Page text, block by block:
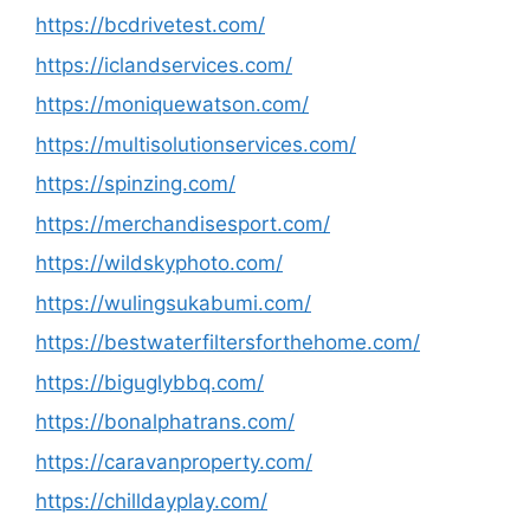
https://bcdrivetest.com/
https://iclandservices.com/
https://moniquewatson.com/
https://multisolutionservices.com/
https://spinzing.com/
https://merchandisesport.com/
https://wildskyphoto.com/
https://wulingsukabumi.com/
https://bestwaterfiltersforthehome.com/
https://biguglybbq.com/
https://bonalphatrans.com/
https://caravanproperty.com/
https://chilldayplay.com/